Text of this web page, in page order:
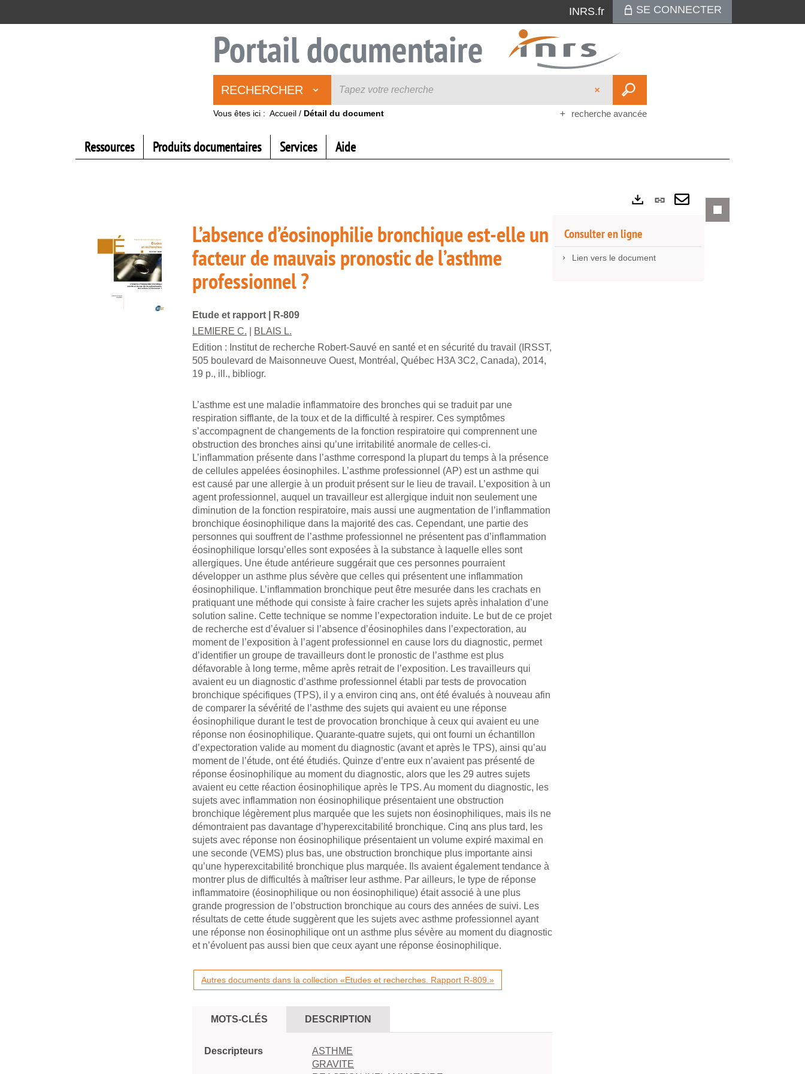
INRS.fr SE CONNECTER
Portail documentaire
RECHERCHER
recherche avancée
Vous êtes ici : Accueil / Détail du document
Ressources Produits documentaires Services Aide
Lien
permanent
Envoyer
L’absence d’éosinophilie bronchique est-elle un
facteur de mauvais pronostic de l’asthme
professionnel ?
Etude et rapport
| R-809
LEMIERE C.
BLAIS L.
Edition : Institut de recherche Robert-Sauvé en santé et en sécurité du travail (IRSST,
505 boulevard de Maisonneuve Ouest, Montréal, Québec H3A 3C2, Canada), 2014,
19 p., ill., bibliogr.
L’asthme est une maladie inflammatoire des bronches qui se traduit par une
respiration sifflante, de la toux et de la difficulté à respirer. Ces symptômes
s’accompagnent de changements de la fonction respiratoire qui comprennent une
obstruction des bronches ainsi qu’une irritabilité anormale de celles-ci.
L’inflammation présente dans l’asthme correspond la plupart du temps à la présence
de cellules appelées éosinophiles. L’asthme professionnel (AP) est un asthme qui
est causé par une allergie à un produit présent sur le lieu de travail. L’exposition à un
agent professionnel, auquel un travailleur est allergique induit non seulement une
diminution de la fonction respiratoire, mais aussi une augmentation de l’inflammation
bronchique éosinophilique dans la majorité des cas. Cependant, une partie des
personnes qui souffrent de l’asthme professionnel ne présentent pas d’inflammation
éosinophilique lorsqu’elles sont exposées à la substance à laquelle elles sont
allergiques. Une étude antérieure suggérait que ces personnes pourraient
développer un asthme plus sévère que celles qui présentent une inflammation
éosinophilique. L’inflammation bronchique peut être mesurée dans les crachats en
pratiquant une méthode qui consiste à faire cracher les sujets après inhalation d’une
solution saline. Cette technique se nomme l’expectoration induite. Le but de ce projet
de recherche est d’évaluer si l’absence d’éosinophiles dans l’expectoration, au
moment de l’exposition à l’agent professionnel en cause lors du diagnostic, permet
d’identifier un groupe de travailleurs dont le pronostic de l’asthme est plus
défavorable à long terme, même après retrait de l’exposition. Les travailleurs qui
avaient eu un diagnostic d’asthme professionnel établi par tests de provocation
bronchique spécifiques (TPS), il y a environ cinq ans, ont été évalués à nouveau afin
de comparer la sévérité de l’asthme des sujets qui avaient eu une réponse
éosinophilique durant le test de provocation bronchique à ceux qui avaient eu une
réponse non éosinophilique. Quarante-quatre sujets, qui ont fourni un échantillon
d’expectoration valide au moment du diagnostic (avant et après le TPS), ainsi qu’au
moment de l’étude, ont été étudiés. Quinze d’entre eux n’avaient pas présenté de
réponse éosinophilique au moment du diagnostic, alors que les 29 autres sujets
avaient eu cette réaction éosinophilique après le TPS. Au moment du diagnostic, les
sujets avec inflammation non éosinophilique présentaient une obstruction
bronchique légèrement plus marquée que les sujets non éosinophiliques, mais ils ne
démontraient pas davantage d’hyperexcitabilité bronchique. Cinq ans plus tard, les
sujets avec réponse non éosinophilique présentaient un volume expiré maximal en
une seconde (VEMS) plus bas, une obstruction bronchique plus importante ainsi
qu’une hyperexcitabilité bronchique plus marquée. Ils avaient également tendance à
montrer plus de difficultés à maîtriser leur asthme. Par ailleurs, le type de réponse
inflammatoire (éosinophilique ou non éosinophilique) était associé à une plus
grande progression de l’obstruction bronchique au cours des années de suivi. Les
résultats de cette étude suggèrent que les sujets avec asthme professionnel ayant
une réponse non éosinophilique ont un asthme plus sévère au moment du diagnostic
et n’évoluent pas aussi bien que ceux ayant une réponse éosinophilique.
Autres documents dans la collection «Etudes et recherches. Rapport R-809.»
MOTS-CLÉS DESCRIPTION
Descripteurs
ASTHME
GRAVITE
Consulter en ligne
Lien vers le document